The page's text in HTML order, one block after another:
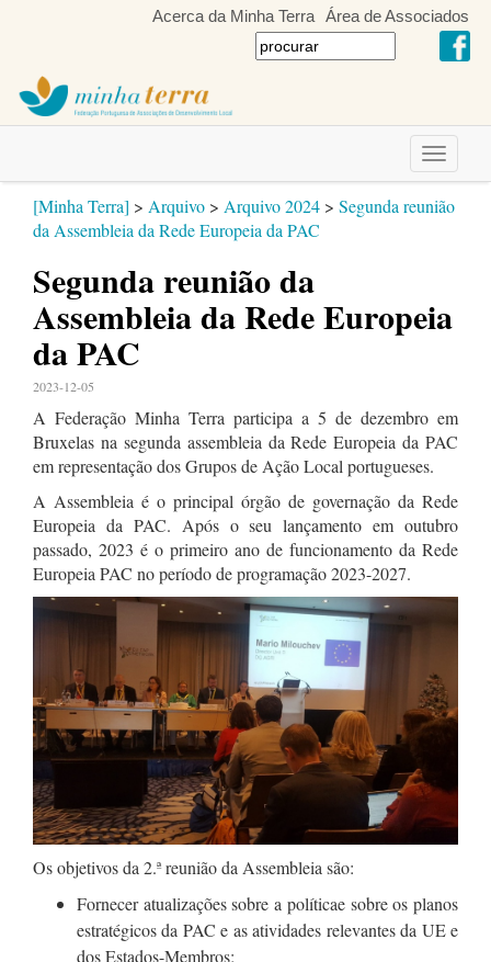
Acerca da Minha Terra Área de Associados
Toggle
[Minha Terra] > Arquivo > Arquivo 2024 > Segunda reunião
da Assembleia da Rede Europeia da PAC
Segunda reunião da
Assembleia da Rede Europeia
da PAC
2023-12-05
A Federação Minha Terra participa a 5 de dezembro em
Bruxelas na segunda assembleia da Rede Europeia da PAC
em representação dos Grupos de Ação Local portugueses.
A Assembleia é o principal órgão de governação da Rede
Europeia da PAC. Após o seu lançamento em outubro
passado, 2023 é o primeiro ano de funcionamento da Rede
Europeia PAC no período de programação 2023-2027.
Os objetivos da 2.ª reunião da Assembleia são:
Fornecer atualizações sobre a políticae sobre os planos
estratégicos da PAC e as atividades relevantes da UE e
dos Estados-Membros;